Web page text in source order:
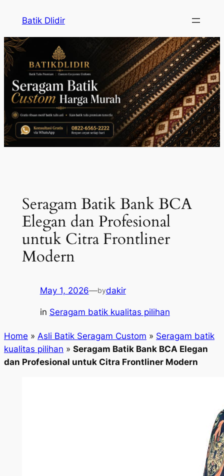
content
Batik Dlidir
Seragam Batik Bank BCA
Elegan dan Profesional
untuk Citra Frontliner
Modern
May 1, 2026—bydakir
in Seragam batik kualitas pilihan
Home » Asli Batik Seragam Custom » Seragam batik
kualitas pilihan » Seragam Batik Bank BCA Elegan
dan Profesional untuk Citra Frontliner Modern